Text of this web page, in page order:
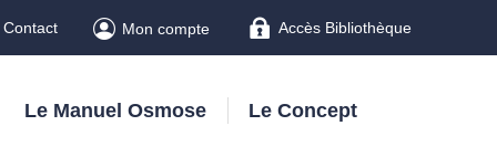
Contact Mon compte Accès Bibliothèque
Le Manuel Osmose Le Concept